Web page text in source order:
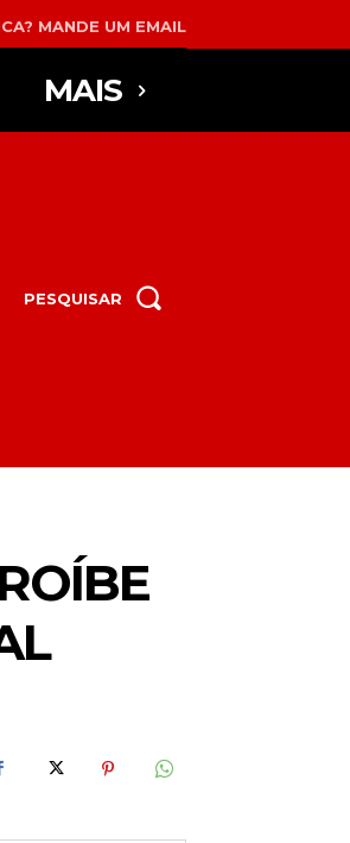
MANDE UM EMAIL
MAIS
PESQUISAR